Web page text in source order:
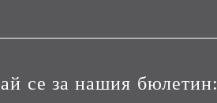
се за нашия бюлетин: